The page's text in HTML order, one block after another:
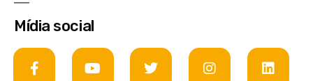
Mídia social